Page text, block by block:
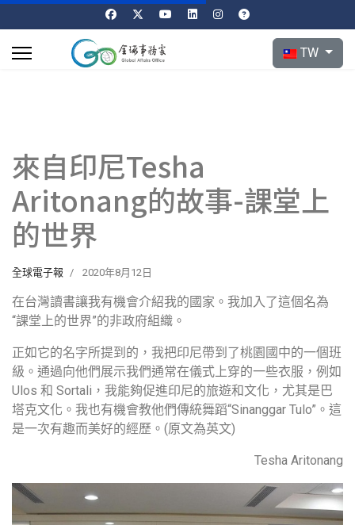
選擇你的語言
TW
來自印尼Tesha
Aritonang的故事-課堂上
的世界
全球電子報 2020年8月12日
在台灣讀書讓我有機會介紹我的國家。我加入了這個名為
“課堂上的世界”的非政府組織。
正如它的名字所提到的，我把印尼帶到了桃園國中的一個班
級。通過向他們展示我們通常在儀式上穿的一些衣服，例如
Ulos 和 Sortali，我能夠促進印尼的旅遊和文化，尤其是巴
塔克文化。我也有機會教他們傳統舞蹈“Sinanggar Tulo”。這
是一次有趣而美好的經歷。(原文為英文)
Tesha Aritonang